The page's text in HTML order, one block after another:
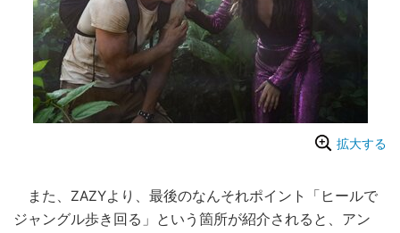
拡大する
また、ZAZYより、最後のなんそれポイント「ヒールで
ジャングル歩き回る」という箇所が紹介されると、アン